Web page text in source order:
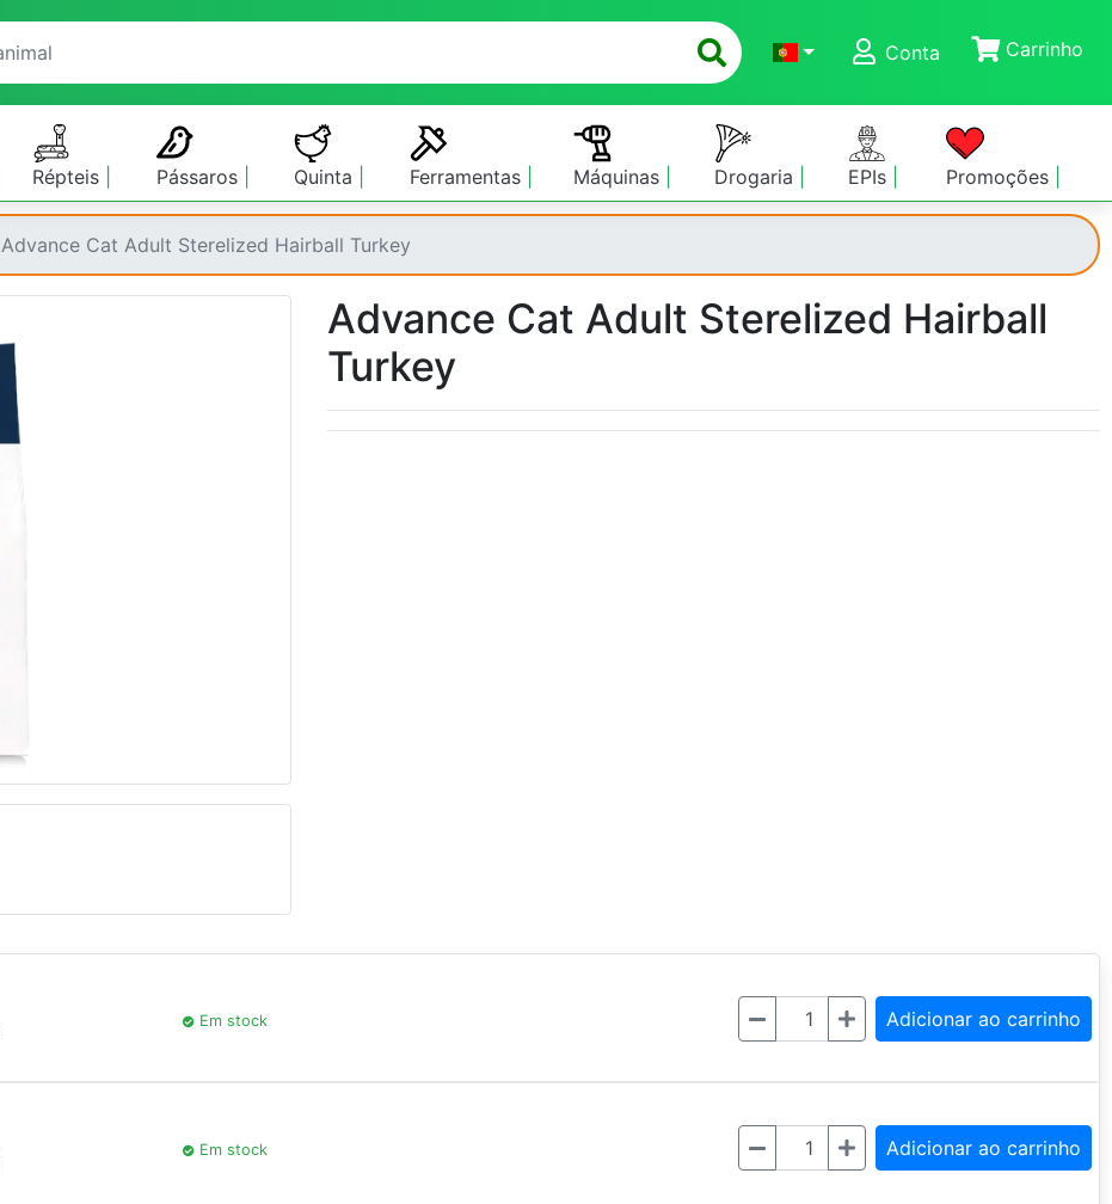
Conta
Carrinho
Répteis Pássaros Quinta Ferramentas Máquinas Drogaria EPIs Promoções
Advance Cat Adult Sterelized Hairball Turkey
Advance Cat Adult Sterelized Hairball
Turkey
Em stock Quantidade Adicionar ao carrinho
Em stock Quantidade Adicionar ao carrinho